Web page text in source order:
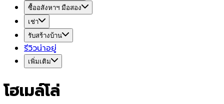
ซื้ออสังหาฯ มือสอง
เช่า
รับสร้างบ้าน
รีวิวน่าอยู่
เพิ่มเติม
โฮเมล์โล่